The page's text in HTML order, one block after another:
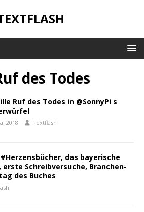
des Todes
Ruf des Todes in @SonnyPi s
2018 Textflash
das bayerische
Schreibversuche, Branchen-
des Buches